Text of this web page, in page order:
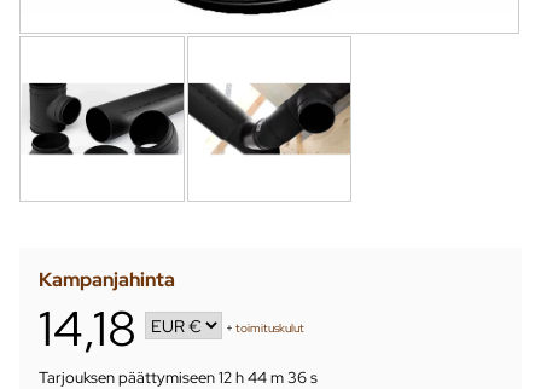
Kampanjahinta
14,18 +toimituskulut
Tarjouksen päättymiseen12 h 44 m 36 s